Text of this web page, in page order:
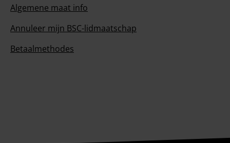
Algemene maat info
Annuleer mijn BSC-lidmaatschap
Betaalmethodes